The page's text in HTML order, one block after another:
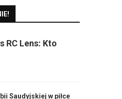
RC Lens: Kto
Saudyjskiej w piłce